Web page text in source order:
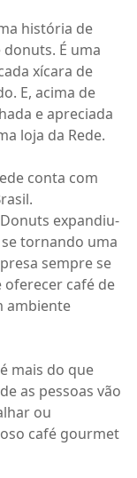
história de
É uma
xícara de
E, acima de
e apreciada
loja da Rede.
conta com
expandiu-
tornando uma
sempre se
oferecer café de
ambiente
mais do que
as pessoas vão
ou
café gourmet